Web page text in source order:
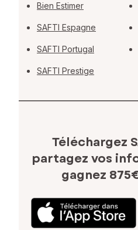
Bien Estimer
SAFTI Espagne
SAFTI Portugal
SAFTI Prestige
Téléchargez
partagez vos
gagnez